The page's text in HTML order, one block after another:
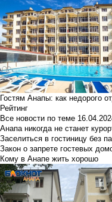
Гостям Анапы: как недорого
Рейтинг
Все новости по теме
Анапа никогда не станет
Заселиться в гостиницу без
Закон о запрете гостевых
Кому в Анапе жить хорошо